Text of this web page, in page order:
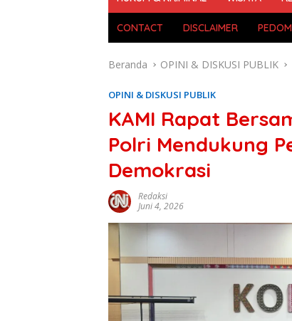
CONTACT DISCLAIMER
Beranda OPINI & DISKUSI PUBLIK
OPINI & DISKUSI PUBLIK
KAMI Rapat
Polri Mendukung
Demokrasi
Redaksi
Juni 4, 2026